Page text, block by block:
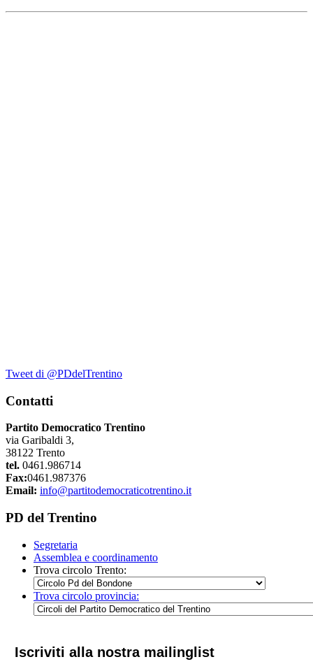
Tweet di @PDdelTrentino
Contatti
Partito Democratico Trentino
via Garibaldi 3,
38122 Trento
tel. 0461.986714
Fax:0461.987376
Email: info@partitodemocraticotrentino.it
PD del Trentino
Segretaria
Assemblea e coordinamento
Trova circolo Trento:
Trova circolo provincia:
Iscriviti alla nostra mailinglist